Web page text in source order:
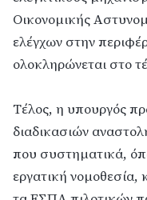
Οικονομικής
ελέγχων στην
ολοκληρώνεται στο
Τέλος, η υπουργός
διαδικασιών
που συστηματικά,
εργατική